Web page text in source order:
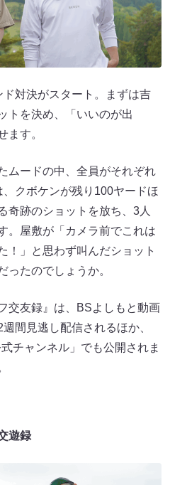
対決がスタート。まずは吉
トを決め、「いいのが出
ます。
ムードの中、全員がそれぞれ
クボケンが残り100ヤードほ
奇跡のショットを放ち、3人
。屋敷が「カメラ前でこれは
！」と思わず叫んだショット
ったのでしょうか。
交友録』は、BSよしもと動画
間見逃し配信されるほか、
チャンネル」でも公開されま
遊録